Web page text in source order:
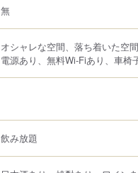
無
オシャレな空間、落ち着いた空
電源あり、無料Wi-Fiあり、車椅
飲み放題